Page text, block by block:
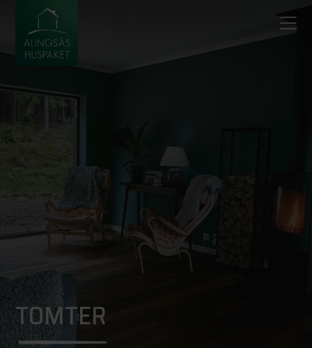
TOMTER